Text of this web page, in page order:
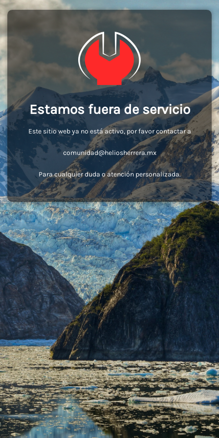
Estamos fuera de servicio
Este sitio web ya no está activo, por favor contactar a
comunidad@heliosherrera.mx
Para cualquier duda o atención personalizada.